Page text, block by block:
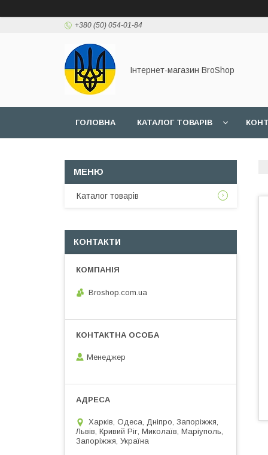
+380 (50) 054-01-84
Інтернет-магазин BroShop
ГОЛОВНА КАТАЛОГ ТОВАРІВ
Каталог товарів
КОНТАКТИ
Broshop.com.ua
Менеджер
Харків, Одеса, Дніпро, Запоріжжя,
Львів, Кривий Ріг, Миколаїв, Маріуполь,
Запоріжжя, Україна